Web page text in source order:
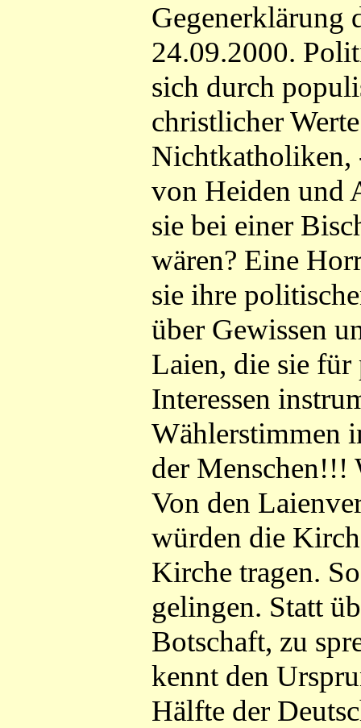
Gegenerklärung
24.09.2000.
sich durch
christlicher
Nichtkatholiken,
von Heiden und
sie bei einer
wären? Eine
sie ihre
über Gewissen
Laien, die sie
Interessen
Wählerstimmen
der Menschen!!!
Von den
würden die
Kirche tragen.
gelingen. Statt
Botschaft, zu
kennt den
Hälfte der